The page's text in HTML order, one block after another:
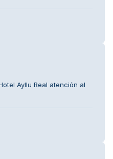
Ayllu Real atención al